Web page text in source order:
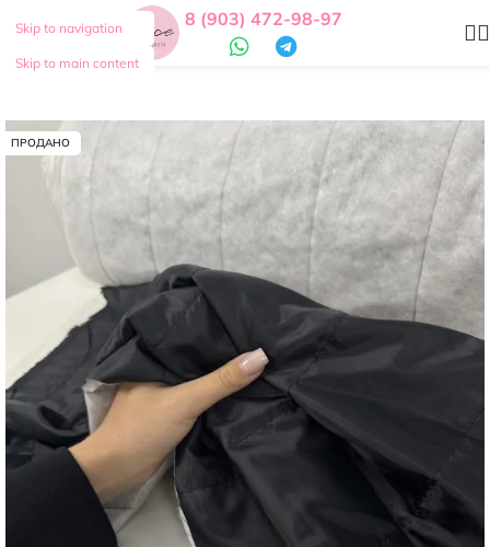
Skip to navigation
Skip to main content
8 (903) 472-98-97
ПРОДАНО